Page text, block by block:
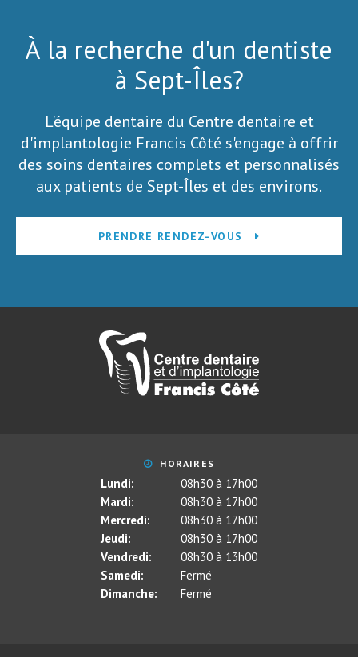
À la recherche d'un dentiste
à Sept-Îles?
L'équipe dentaire du Centre dentaire et
d'implantologie Francis Côté s'engage à offrir
des soins dentaires complets et personnalisés
aux patients de Sept-Îles et des environs.
PRENDRE RENDEZ-VOUS
HORAIRES
Lundi:
08h30 à 17h00
Mardi:
08h30 à 17h00
Mercredi:
08h30 à 17h00
Jeudi:
08h30 à 17h00
Vendredi:
08h30 à 13h00
Samedi:
Fermé
Dimanche:
Fermé